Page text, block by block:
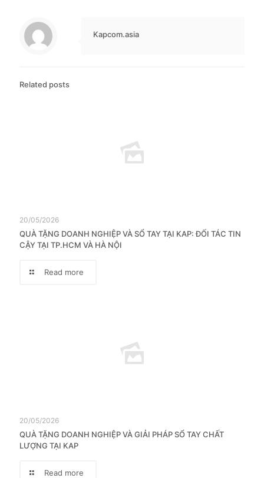
Kapcom.asia
Related posts
20/05/2026
QUÀ TẶNG DOANH NGHIỆP VÀ SỔ TAY TẠI KAP: ĐỐI TÁC TIN
CẬY TẠI TP.HCM VÀ HÀ NỘI
Read more
20/05/2026
QUÀ TẶNG DOANH NGHIỆP VÀ GIẢI PHÁP SỔ TAY CHẤT
LƯỢNG TẠI KAP
Read more